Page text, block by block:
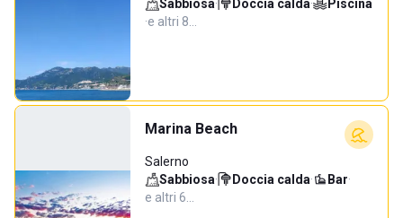
Sabbiosa· Doccia calda·
Piscina
·e altri 8…
Marina Beach
Salerno
Sabbiosa· Doccia calda· Bar·
e altri 6…